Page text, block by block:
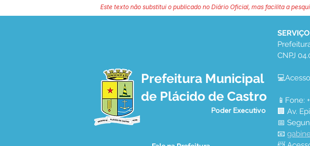
Este texto não substitui o publicado no Diário Oficial, mas facilita a
Prefeitura Municipal
de Plácido de Castro
Poder Executivo
CNPJ
📱Fone:
🏢 Av.
📅
📧